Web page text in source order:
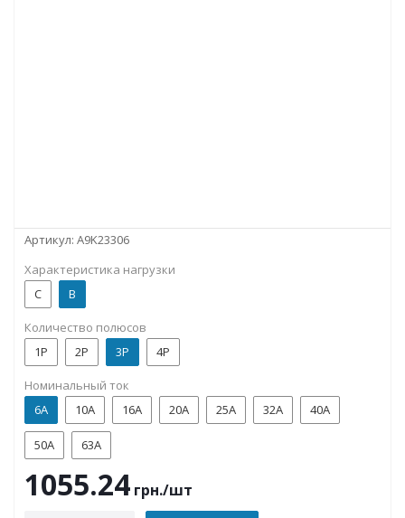
Артикул: A9K23306
Характеристика нагрузки
C
B
Количество полюсов
1P
2P 3P 4P
Номинальный ток
6А
10А 16А 20А 25А 32А 40А
50А 63А
1055.24 грн./шт